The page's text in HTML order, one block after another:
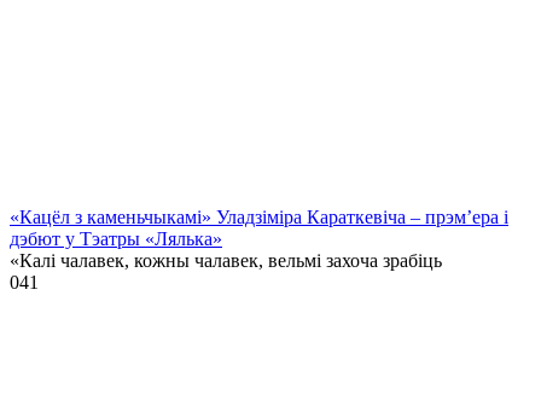
«Кацёл з каменьчыкамі» Уладзіміра Караткевіча – прэм’ера і
дэбют у Тэатры «Лялька»
«Калі чалавек, кожны чалавек, вельмі захоча зрабіць
041